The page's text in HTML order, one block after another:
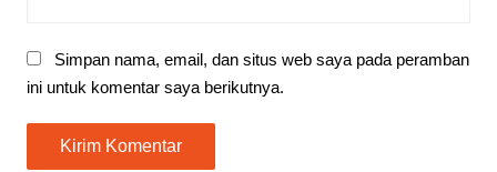
Simpan nama, email, dan situs web saya pada peramban
ini untuk komentar saya berikutnya.